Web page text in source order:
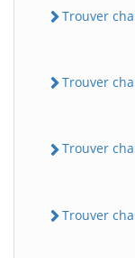
Trouver
Trouver
Trouver
Trouver